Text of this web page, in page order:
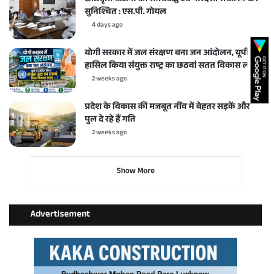
सुनिश्चित : एस.पी. गोयल
4 days ago
योगी सरकार में जल संरक्षण बना जन आंदोलन, यूपी ने
हासिल किया संयुक्त राष्ट्र का छठवां सतत विकास लक्ष्य
2 weeks ago
प्रदेश के विकास की मजबूत नींव में बेहतर सड़कें और
पुल दे रहे हैं गति
2 weeks ago
Show More
Advertisement